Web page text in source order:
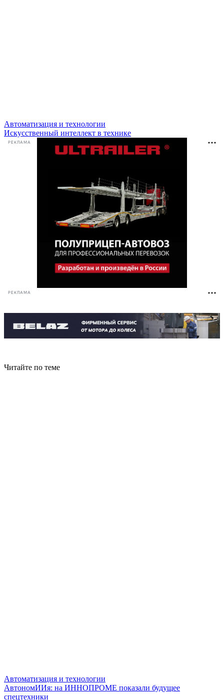
Автоматизация и технологии
Искусственный интеллект в технике
РЕКЛАМА
РЕКЛАМА
Читайте по теме
Автоматизация и технологии
АвтономИИя: на ИННОПРОМЕ показали будущее
спецтехники